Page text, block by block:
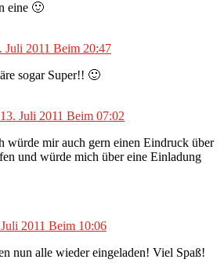
eine 🙂
Juli 2011 Beim 20:47
sogar Super!! 🙂
13. Juli 2011 Beim 07:02
würde mir auch gern einen Eindruck über
und würde mich über eine Einladung
2011 Beim 10:06
nun alle wieder eingeladen! Viel Spaß!